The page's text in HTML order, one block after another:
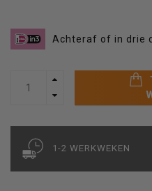
Achteraf of in drie
1-2 WERKWEKEN